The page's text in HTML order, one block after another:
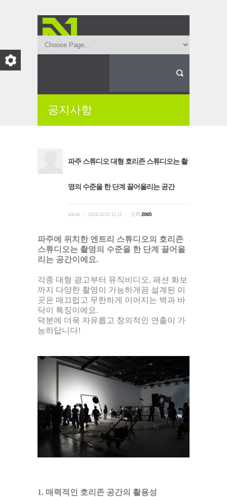
공지사항
파주 스튜디오 대형 호리존 스튜디오는 촬
영의 수준을 한 단계 끌어올리는 공간
admin 2024.11.01 12:12 조회 2065
파주에 위치한 엔트리 스튜디오의 호리존
스튜디오는 촬영의 수준을 한 단계 끌어올
리는 공간이에요.
각종 대형 광고부터 뮤직비디오, 패션 화보
까지 다양한 촬영이 가능하게끔 설계된 이
곳은 매끄럽고 무한하게 이어지는 벽과 바
닥이 특징이에요.
덕분에 더욱 자유롭고 창의적인 연출이 가
능하답니다!
1. 매력적인 호리존 공간의 활용성